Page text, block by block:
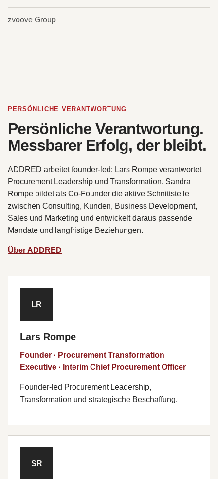
zvoove Group
PERSÖNLICHE VERANTWORTUNG
Persönliche Verantwortung.
Messbarer Erfolg, der bleibt.
ADDRED arbeitet founder-led: Lars Rompe verantwortet
Procurement Leadership und Transformation. Sandra
Rompe bildet als Co-Founder die aktive Schnittstelle
zwischen Consulting, Kunden, Business Development,
Sales und Marketing und entwickelt daraus passende
Mandate und langfristige Beziehungen.
Über ADDRED
LR
Lars Rompe
Founder · Procurement Transformation
Executive · Interim Chief Procurement Officer
Founder-led Procurement Leadership,
Transformation und strategische Beschaffung.
SR